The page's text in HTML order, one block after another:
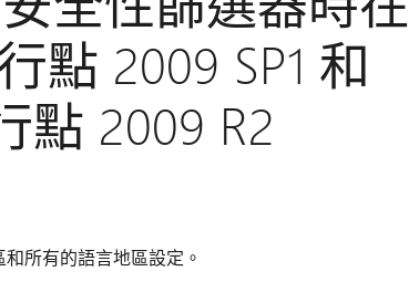
點 2009 SP1 和
點 2009 R2
所有的語言地區設定。